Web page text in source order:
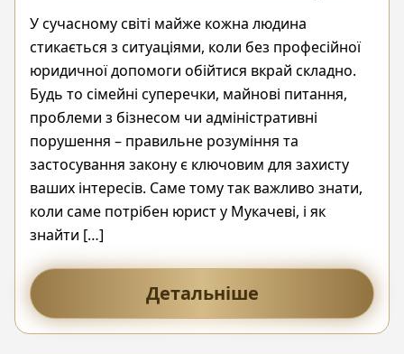
У сучасному світі майже кожна людина
стикається з ситуаціями, коли без професійної
юридичної допомоги обійтися вкрай складно.
Будь то сімейні суперечки, майнові питання,
проблеми з бізнесом чи адміністративні
порушення – правильне розуміння та
застосування закону є ключовим для захисту
ваших інтересів. Саме тому так важливо знати,
коли саме потрібен юрист у Мукачеві, і як
знайти […]
Детальніше